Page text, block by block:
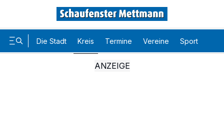
Die Stadt Kreis Termine Vereine Sport